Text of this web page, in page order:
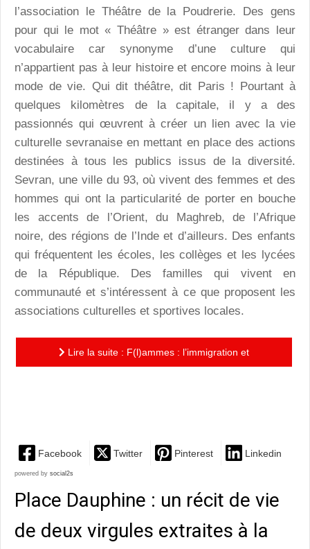
l’association le Théâtre de la Poudrerie. Des gens
pour qui le mot « Théâtre » est étranger dans leur
vocabulaire car synonyme d’une culture qui
n’appartient pas à leur histoire et encore moins à leur
mode de vie. Qui dit théâtre, dit Paris ! Pourtant à
quelques kilomètres de la capitale, il y a des
passionnés qui œuvrent à créer un lien avec la vie
culturelle sevranaise en mettant en place des actions
destinées à tous les publics issus de la diversité.
Sevran, une ville du 93, où vivent des femmes et des
hommes qui ont la particularité de porter en bouche
les accents de l’Orient, du Maghreb, de l’Afrique
noire, des régions de l’Inde et d’ailleurs. Des enfants
qui fréquentent les écoles, les collèges et les lycées
de la République. Des familles qui vivent en
communauté et s’intéressent à ce que proposent les
associations culturelles et sportives locales.
Lire la suite : F(l)ammes : l’immigration et
Facebook Twitter Pinterest Linkedin
powered by social2s
Place Dauphine : un récit de vie
de deux virgules extraites à la